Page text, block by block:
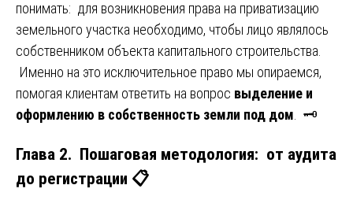
понимать: для возникновения права на приватизацию
земельного участка необходимо, чтобы лицо являлось
собственником объекта капитального строительства.
Именно на это исключительное право мы опираемся,
помогая клиентам ответить на вопрос выделение и
оформлению в собственность земли под дом . 🗝️
Глава 2. Пошаговая методология: от аудита
до регистрации 📋